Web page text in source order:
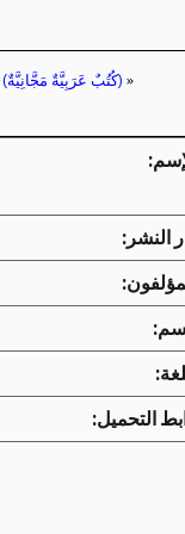
Free Arabic Books (كُتُبٌ عَرَبِيَّةٌ مَجَّانِيَّةٌ) »
النشر:
التحميل: